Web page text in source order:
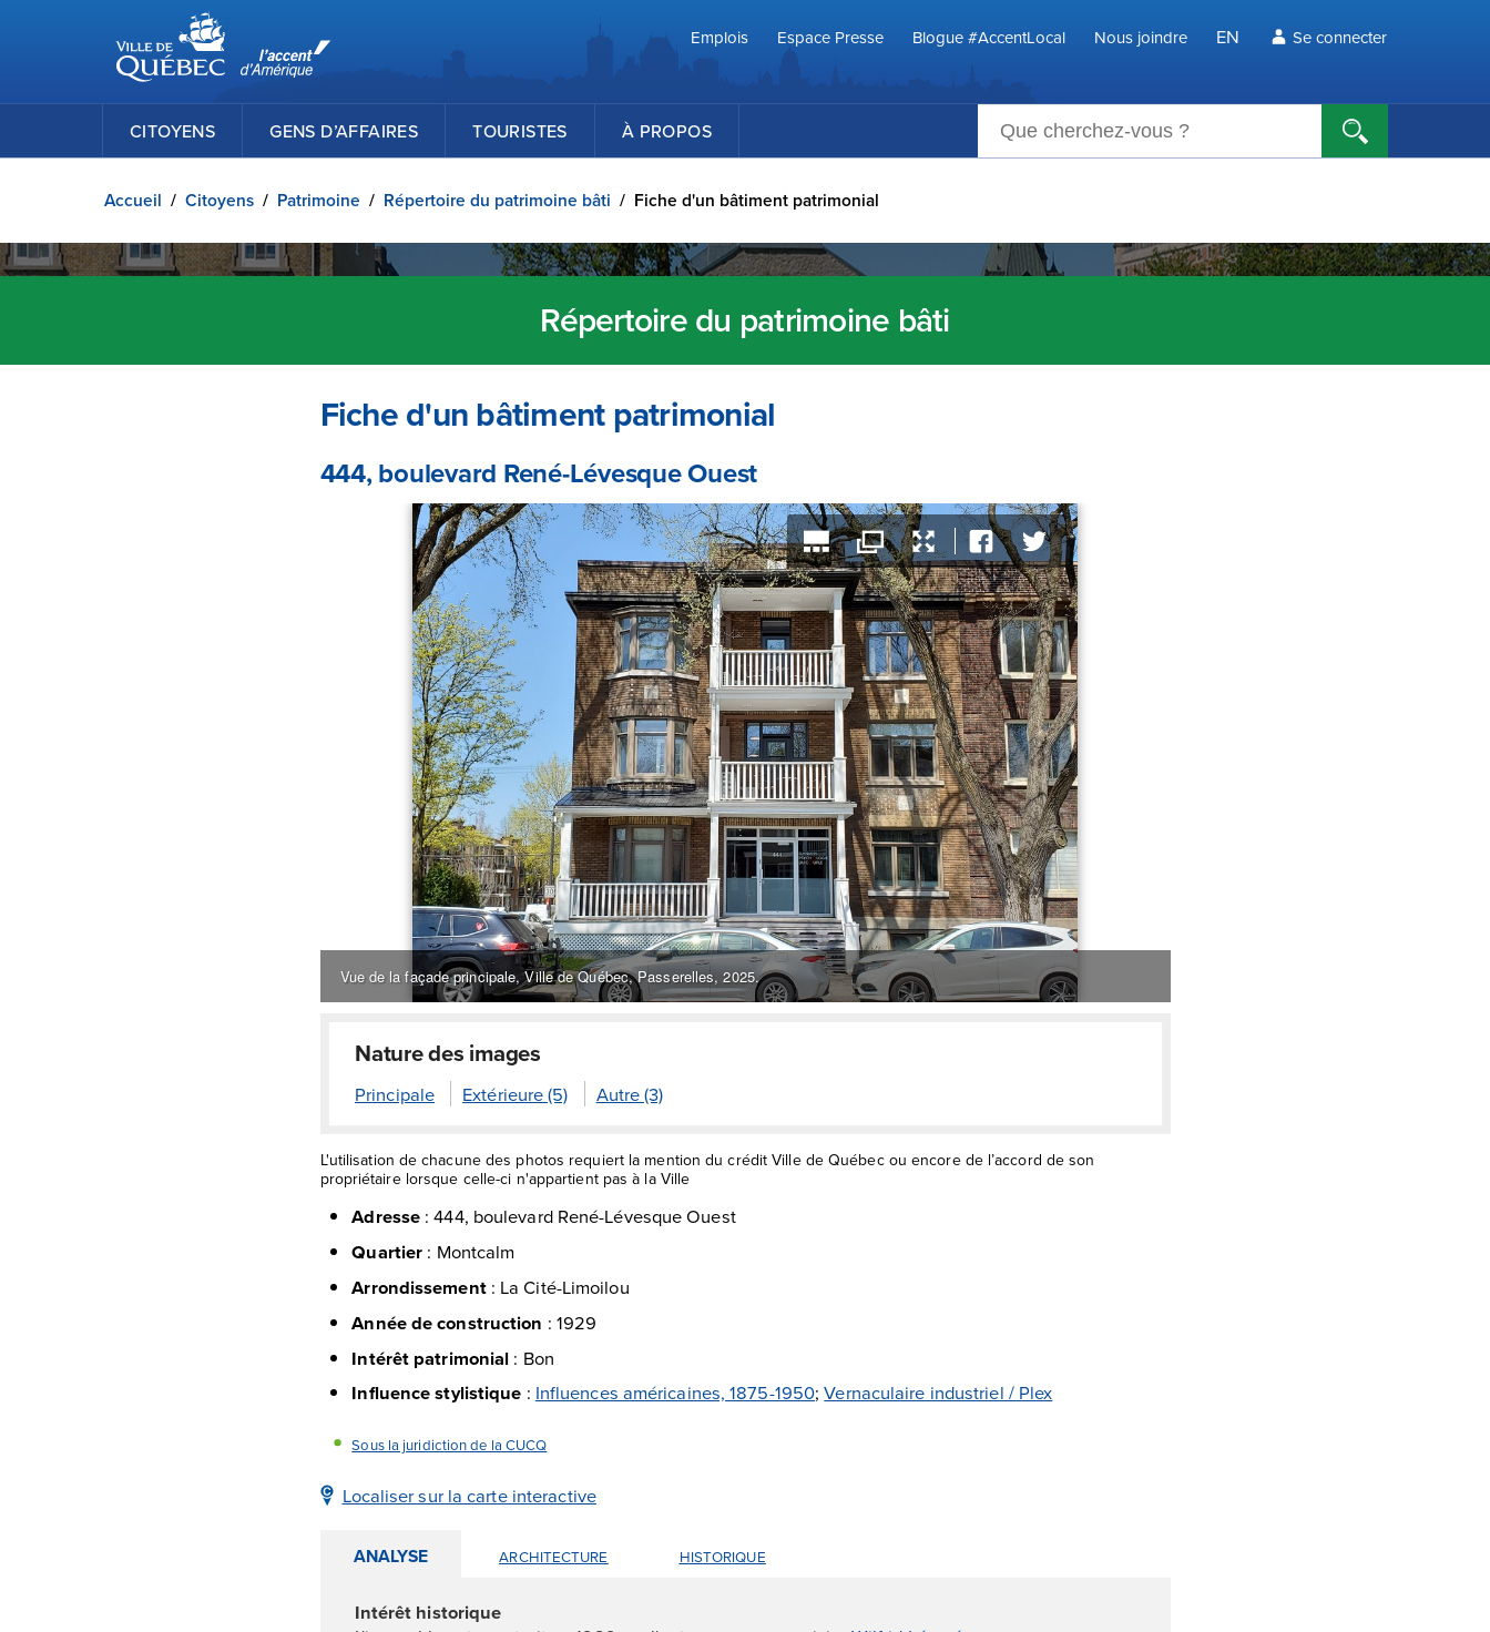
Passer au contenu principal
Ville de Québec
Emplois
Espace Presse Blogue #AccentLocal Nous joindre EN Se connecter
CITOYENS GENS D’AFFAIRES TOURISTES À PROPOS
Accueil / Citoyens / Patrimoine / Répertoire du patrimoine bâti / Fiche d'un bâtiment patrimonial
Répertoire du patrimoine bâti
Fiche d'un bâtiment patrimonial
444, boulevard René-Lévesque Ouest
Vue de la façade principale, Ville de Québec, Passerelles, 2025.
Nature des images
Principale Extérieure (5) Autre (3)
L'utilisation de chacune des photos requiert la mention du crédit Ville de Québec ou encore de l’accord de son
propriétaire lorsque celle-ci n'appartient pas à la Ville
Adresse :444, boulevard René-Lévesque Ouest
Quartier : Montcalm
Arrondissement: La Cité-Limoilou
Année de construction : 1929
Intérêt patrimonial : Bon
Influence stylistique : Influences américaines, 1875-1950;Vernaculaire industriel / Plex
Sous la juridiction de la CUCQ
Localiser sur la carte interactive
ANALYSE ARCHITECTURE HISTORIQUE
Intérêt historique